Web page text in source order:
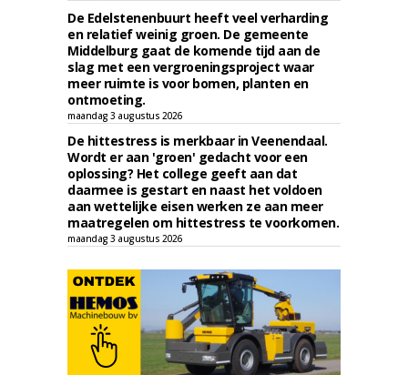
De Edelstenenbuurt heeft veel verharding
en relatief weinig groen. De gemeente
Middelburg gaat de komende tijd aan de
slag met een vergroeningsproject waar
meer ruimte is voor bomen, planten en
ontmoeting.
maandag 3 augustus 2026
De hittestress is merkbaar in Veenendaal.
Wordt er aan 'groen' gedacht voor een
oplossing? Het college geeft aan dat
daarmee is gestart en naast het voldoen
aan wettelijke eisen werken ze aan meer
maatregelen om hittestress te voorkomen.
maandag 3 augustus 2026